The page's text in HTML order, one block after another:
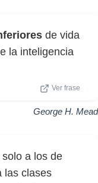
de vida
la inteligencia
Ver frase
George H. Mead
a los de
las clases